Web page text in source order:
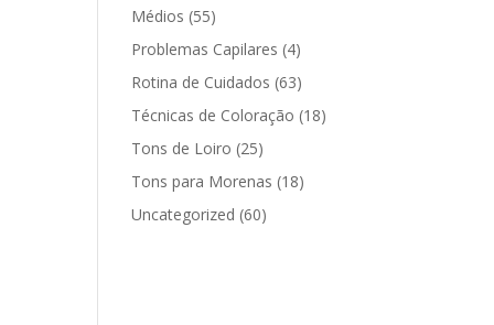
Médios (55)
Problemas Capilares (4)
Rotina de Cuidados (63)
Técnicas de Coloração (18)
Tons de Loiro (25)
Tons para Morenas (18)
Uncategorized (60)